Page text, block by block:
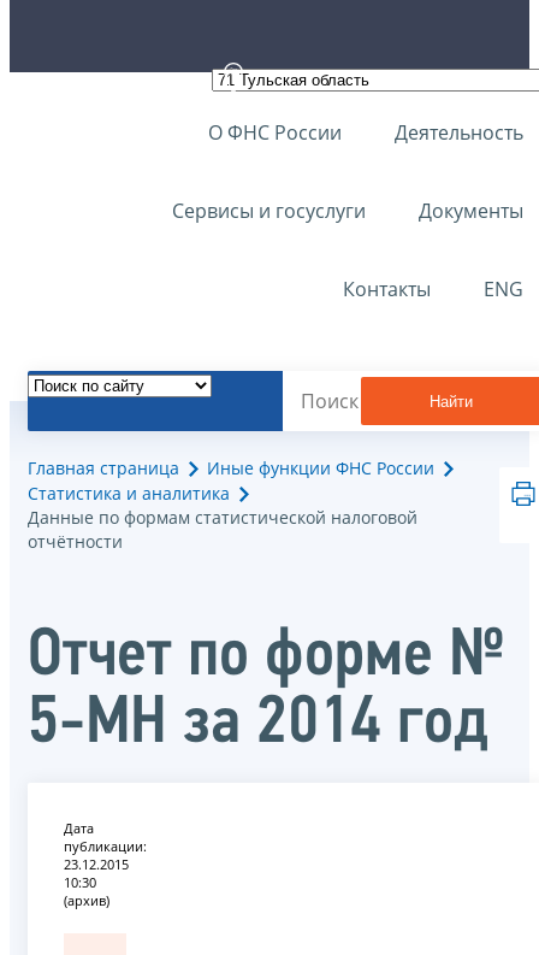
О ФНС России Деятельность
Сервисы и госуслуги Документы
Контакты ENG
Найти
Главная страница
Иные функции ФНС России
Статистика и аналитика
Данные по формам статистической налоговой
отчётности
Отчет по форме №
5-МН за 2014 год
Дата
публикации:
23.12.2015
10:30
(архив)